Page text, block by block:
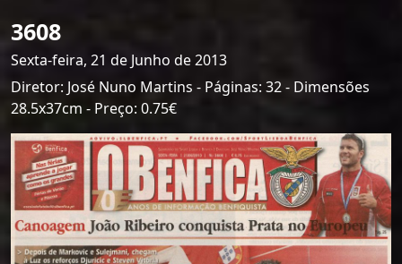
3608
Sexta-feira, 21 de Junho de 2013
Diretor: José Nuno Martins - Páginas: 32 - Dimensões
28.5x37cm - Preço: 0.75€